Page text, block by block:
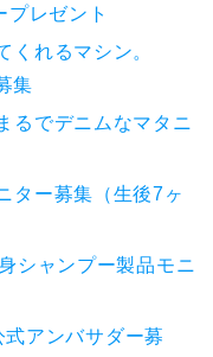
プレゼント
くれるマシン。
集
るでデニムなマタニ
ター募集（生後7ヶ
シャンプー製品モニ
アンバサダー募